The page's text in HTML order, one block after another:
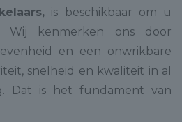
is beschikbaar om u
kenmerken ons door
en een onwrikbare
snelheid en kwaliteit in al
Dat is het fundament van